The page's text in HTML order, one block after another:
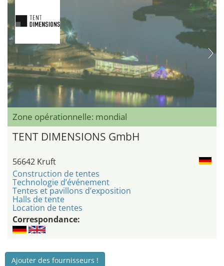
Zone opérationnelle: mondial
TENT DIMENSIONS GmbH
56642 Kruft
Construction de tentes
Technologie d’événement
Tentes et pavillons d’exposition
Halls de tente
Location de tentes
Correspondance:
Ajouter des fournisseurs !